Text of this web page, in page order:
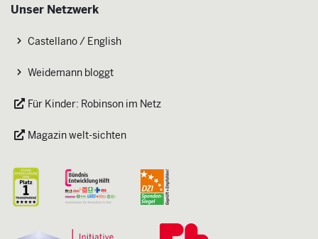
Unser Netzwerk
Castellano / English
Weidemann bloggt
Für Kinder: Robinson im Netz
Magazin welt-sichten